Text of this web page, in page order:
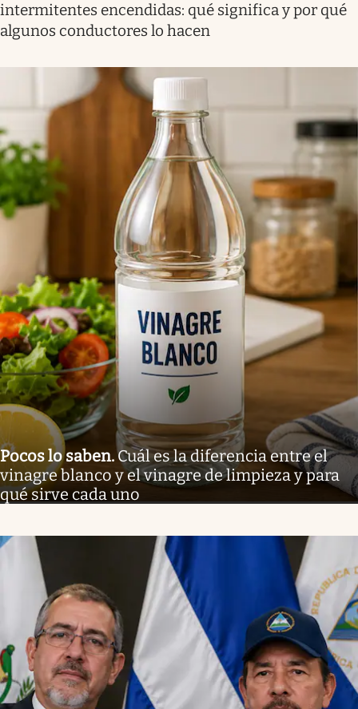
intermitentes encendidas: qué significa y por qué
algunos conductores lo hacen
Pocos lo saben.Cuál es la diferencia entre el
vinagre blanco y el vinagre de limpieza y para
qué sirve cada uno